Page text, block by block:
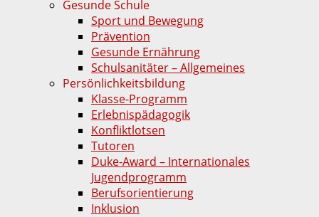
Gesunde Schule
Sport und Bewegung
Prävention
Gesunde Ernährung
Schulsanitäter – Allgemeines
Persönlichkeitsbildung
Klasse-Programm
Erlebnispädagogik
Konfliktlotsen
Tutoren
Duke-Award – Internationales
Jugendprogramm
Berufsorientierung
Inklusion